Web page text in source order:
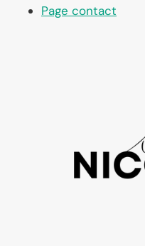
Page contact